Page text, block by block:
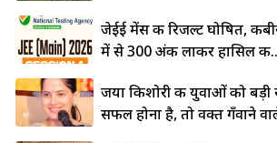
जेईई मेंस की रिजल्ट घोषित,
में से 300 अंक लाकर हासिल
जया किशोरी की युवाओं को बड़ी
सफल होना है, तो वक्त गँवाने